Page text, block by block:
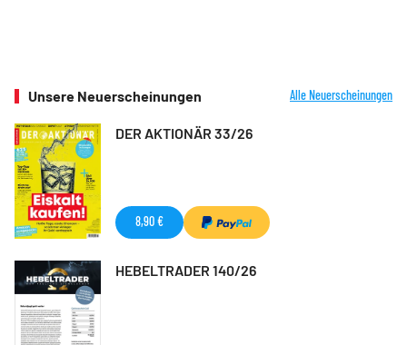
Unsere Neuerscheinungen Alle Neuerscheinungen
DER AKTIONÄR 33/26
8,90 €
HEBELTRADER 140/26